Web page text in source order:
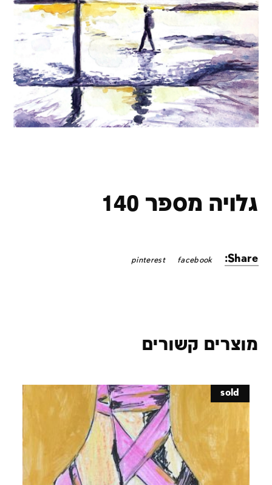
גלויה מספר 140
Share:
facebook
pinterest
מוצרים קשורים
sold